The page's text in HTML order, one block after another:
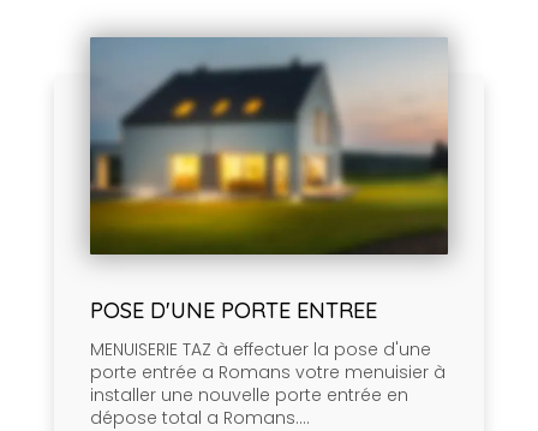
POSE D'UNE PORTE ENTREE
MENUISERIE TAZ à effectuer la pose d'une
porte entrée a Romans votre menuisier à
installer une nouvelle porte entrée en
dépose total a Romans....